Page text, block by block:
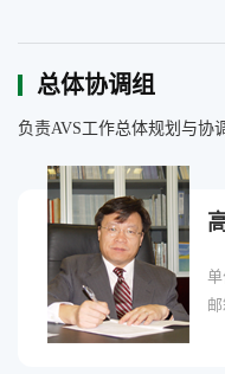
总体协调组
负责AVS工作总体规划与协
单
邮